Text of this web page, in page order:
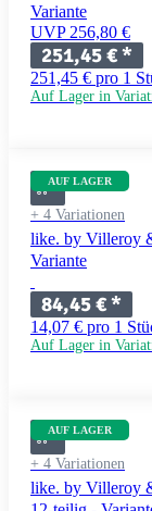
Variante
UVP 256,80 €
251,45 €*
251,45 € pro 1
Auf Lager in
AUF LAGER
+ 4 Variationen
like. by Villeroy
Variante
84,45 €*
14,07 € pro 1
Auf Lager in
AUF LAGER
+ 4 Variationen
like. by Villeroy